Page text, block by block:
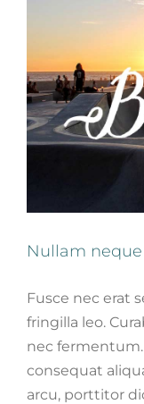
Nullam
Fusce nec erat
fringilla leo.
nec
consequat
arcu, porttitor